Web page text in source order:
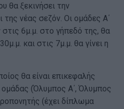
θα ξεκινήσει την
της νέας σεζόν. Οι ομάδες Α΄
6μ.μ. στο γήπεδό της, θα
και στις 7μ.μ. θα γίνει η
θα είναι επικεφαλής
(Όλυμπος Α΄, Όλυμπος
(έχει δίπλωμα